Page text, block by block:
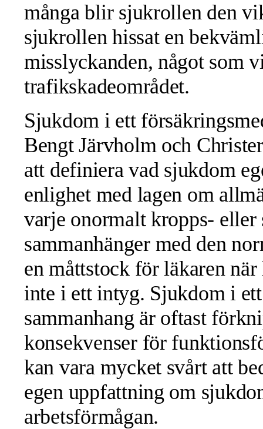
många blir sjukrollen den
sjukrollen hissat en
misslyckanden, något som
trafikskadeområdet.
Sjukdom i ett
Bengt Järvholm och
att definiera vad sjukdom
enlighet med lagen om
varje onormalt kropps-
sammanhänger med den
en måttstock för läkaren
inte i ett intyg. Sjukdom i
sammanhang är oftast
konsekvenser för
kan vara mycket svårt att
egen uppfattning om
arbetsförmågan.